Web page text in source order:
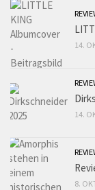
14.
14.
8.